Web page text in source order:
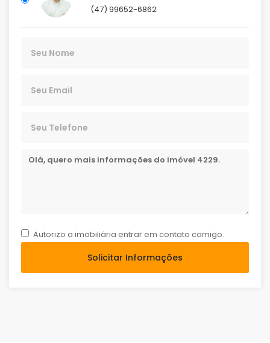
(47) 99652-6862
Autorizo a imobiliária entrar em contato comigo.
Solicitar Informações